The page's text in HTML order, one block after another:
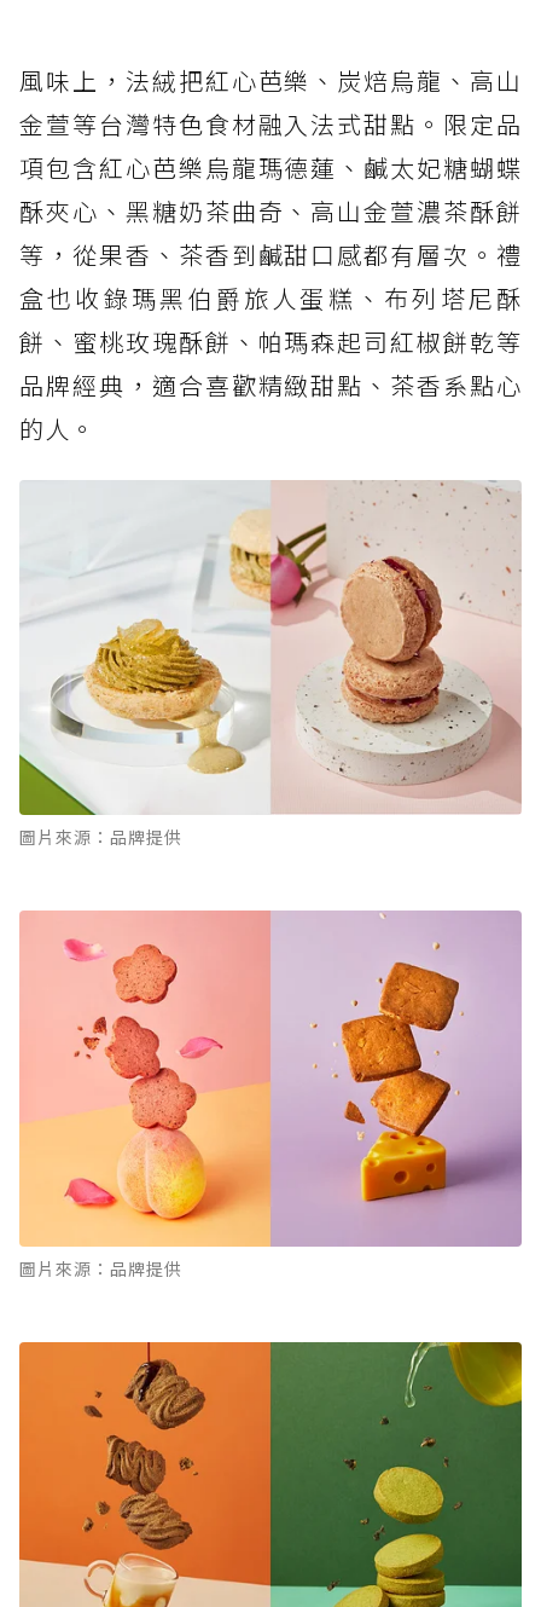
風味上，法絨把紅心芭樂、炭焙烏龍、高山
金萱等台灣特色食材融入法式甜點。限定品
項包含紅心芭樂烏龍瑪德蓮、鹹太妃糖蝴蝶
酥夾心、黑糖奶茶曲奇、高山金萱濃茶酥餅
等，從果香、茶香到鹹甜口感都有層次。禮
盒也收錄瑪黑伯爵旅人蛋糕、布列塔尼酥
餅、蜜桃玫瑰酥餅、帕瑪森起司紅椒餅乾等
品牌經典，適合喜歡精緻甜點、茶香系點心
的人。
圖片來源：品牌提供
圖片來源：品牌提供